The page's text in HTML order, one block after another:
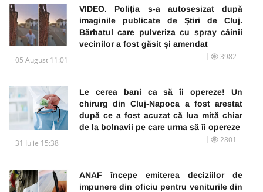
VIDEO. Poliția s-a autosesizat după
imaginile publicate de Știri de Cluj.
Bărbatul care pulveriza cu spray câinii
vecinilor a fost găsit și amendat
05 August 11:01 3982
Le cerea bani ca să îi opereze! Un
chirurg din Cluj-Napoca a fost arestat
după ce a fost acuzat că lua mită chiar
de la bolnavii pe care urma să îi opereze
31 Iulie 15:38 2801
ANAF începe emiterea deciziilor de
impunere din oficiu pentru veniturile din